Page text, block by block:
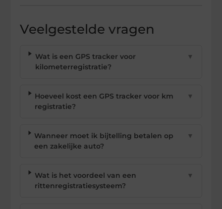
Veelgestelde vragen
Wat is een GPS tracker voor
kilometerregistratie?
▼
Hoeveel kost een GPS tracker voor km
registratie?
▼
Wanneer moet ik bijtelling betalen op
een zakelijke auto?
▼
Wat is het voordeel van een
rittenregistratiesysteem?
▼